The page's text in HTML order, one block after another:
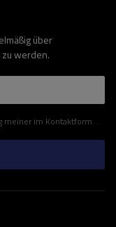
über
werden.
(EU) des Europäischen Parlaments und des Rates zu.